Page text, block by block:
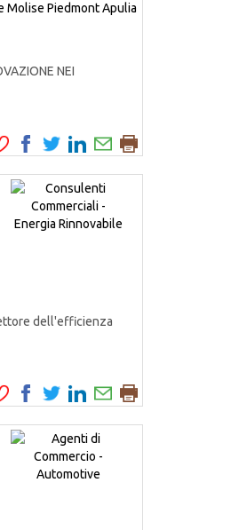
Molise PiedmontApulia
NEI
dell'efficienza